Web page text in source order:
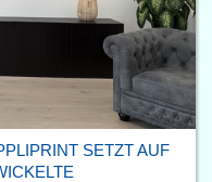
SETZT AUF